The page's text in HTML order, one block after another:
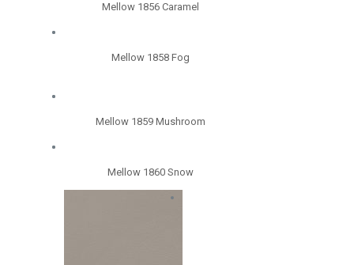
Mellow 1856 Caramel
Mellow 1858 Fog
Mellow 1859 Mushroom
Mellow 1860 Snow